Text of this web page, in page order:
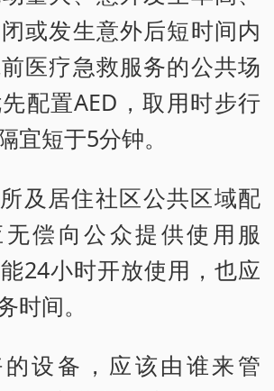
或发生意外后短时间内
医疗急救服务的公共场
配置AED，取用时步行
宜短于5分钟。
及居住社区公共区域配
无偿向公众提供使用服
24小时开放使用，也应
时间。
设备，应该由谁来管